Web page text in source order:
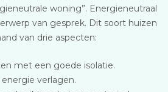
woning”. Energieneutraal
van gesprek. Dit soort huizen
van drie aspecten:
met een goede isolatie.
verlagen.